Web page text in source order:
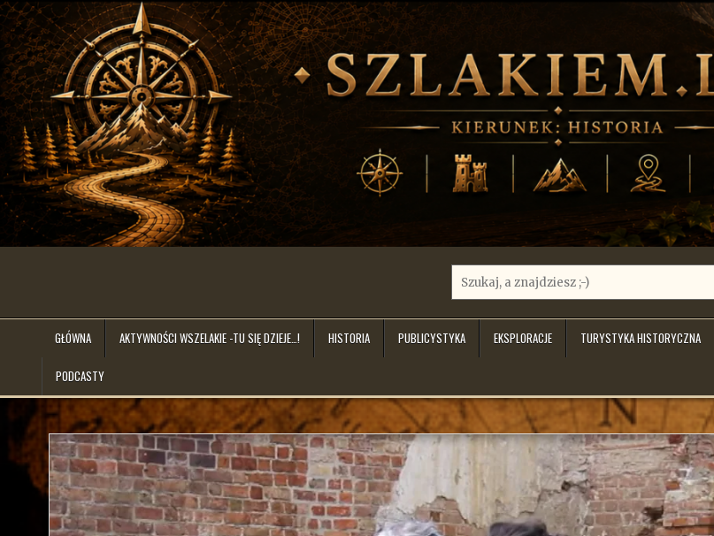
Skip
content
for:
GŁÓWNA AKTYWNOŚCI WSZELAKIE -TU SIĘ DZIEJE…! HISTORIA PUBLICYSTYKA EKSPLORACJE TURYSTYKA HISTORYCZNA
PODCASTY